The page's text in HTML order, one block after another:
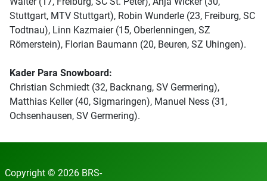
Stuttgart, MTV Stuttgart), Robin Wunderle (23, Freiburg, SC
Todtnau), Linn Kazmaier (15, Oberlenningen, SZ
Römerstein), Florian Baumann (20, Beuren, SZ Uhingen).
Kader Para Snowboard:
Christian Schmiedt (32, Backnang, SV Germering),
Matthias Keller (40, Sigmaringen), Manuel Ness (31,
Ochsenhausen, SV Germering).
Copyright © 2026 BRS-